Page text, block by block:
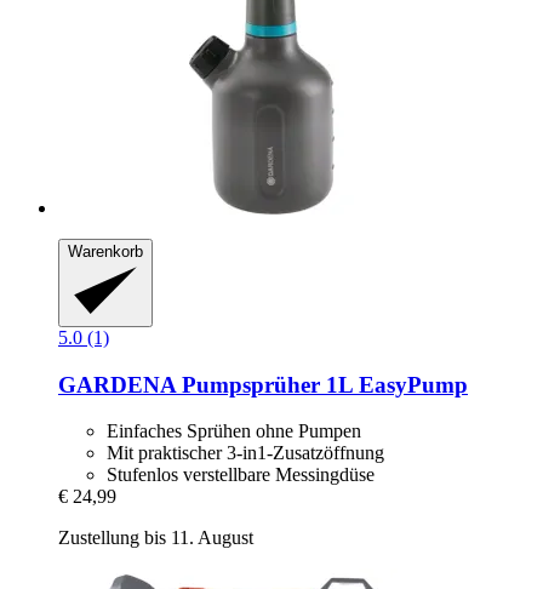
Warenkorb
5.0 (1)
GARDENA Pumpsprüher 1L EasyPump
Einfaches Sprühen ohne Pumpen
Mit praktischer 3-in1-Zusatzöffnung
Stufenlos verstellbare Messingdüse
€ 24,99
Zustellung bis 11. August